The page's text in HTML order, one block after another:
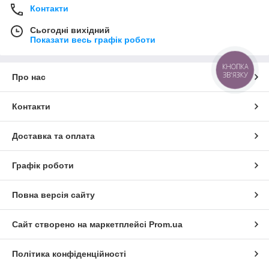
Контакти
Сьогодні вихідний
Показати весь графік роботи
Про нас
Контакти
Доставка та оплата
Графік роботи
Повна версія сайту
Сайт створено на маркетплейсі Prom.ua
Політика конфіденційності
КНОПКА
ЗВ'ЯЗКУ